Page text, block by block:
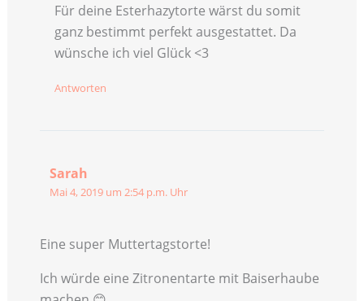
Für deine Esterhazytorte wärst du somit
ganz bestimmt perfekt ausgestattet. Da
wünsche ich viel Glück <3
Antworten
Sarah
Mai 4, 2019 um 2:54 p.m. Uhr
Eine super Muttertagstorte!
Ich würde eine Zitronentarte mit Baiserhaube